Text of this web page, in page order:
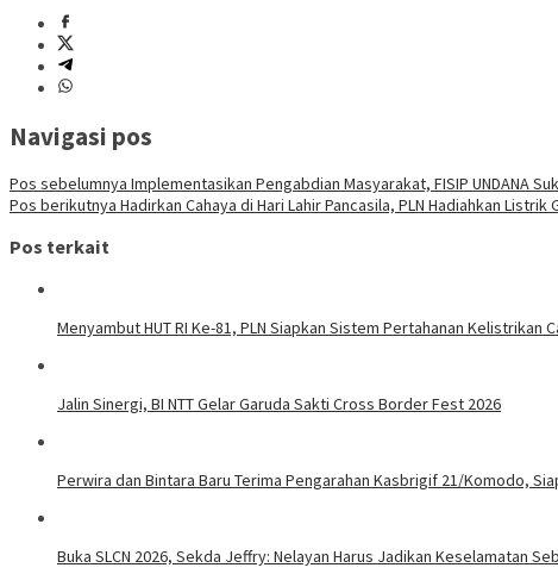
Navigasi pos
Pos sebelumnya Implementasikan Pengabdian Masyarakat, FISIP UNDANA
Pos berikutnya Hadirkan Cahaya di Hari Lahir Pancasila, PLN Hadiahkan
Pos terkait
Menyambut HUT RI Ke-81, PLN Siapkan Sistem Pertahanan Kelistrikan
Jalin Sinergi, BI NTT Gelar Garuda Sakti Cross Border Fest 2026
Perwira dan Bintara Baru Terima Pengarahan Kasbrigif 21/Komodo,
Buka SLCN 2026, Sekda Jeffry: Nelayan Harus Jadikan Keselamatan